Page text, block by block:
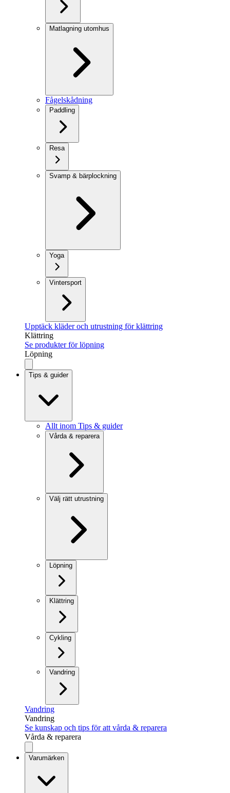
Matlagning utomhus
Fågelskådning
Paddling
Resa
Svamp & bärplockning
Yoga
Vintersport
Upptäck kläder och utrustning för klättring
Klättring
Se produkter för löpning
Löpning
Tips & guider
Allt inom Tips & guider
Vårda & reparera
Välj rätt utrustning
Löpning
Klättring
Cykling
Vandring
Vandring
Vandring
Se kunskap och tips för att vårda & reparera
Vårda & reparera
Varumärken